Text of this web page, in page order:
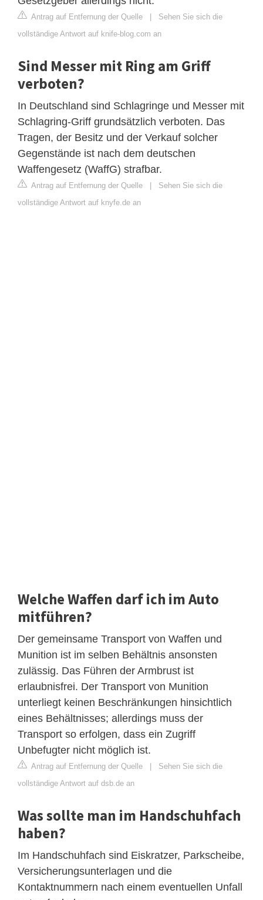
Antrag auf Entfernung der Quelle | Sehen Sie sich die
vollständige Antwort auf knife-blog.com an
Sind Messer mit Ring am Griff
verboten?
In Deutschland sind Schlagringe und Messer mit
Schlagring-Griff grundsätzlich verboten. Das
Tragen, der Besitz und der Verkauf solcher
Gegenstände ist nach dem deutschen
Waffengesetz (WaffG) strafbar.
Antrag auf Entfernung der Quelle | Sehen Sie sich die
vollständige Antwort auf knyfe.de an
Welche Waffen darf ich im Auto
mitführen?
Der gemeinsame Transport von Waffen und
Munition ist im selben Behältnis ansonsten
zulässig. Das Führen der Armbrust ist
erlaubnisfrei. Der Transport von Munition
unterliegt keinen Beschränkungen hinsichtlich
eines Behältnisses; allerdings muss der
Transport so erfolgen, dass ein Zugriff
Unbefugter nicht möglich ist.
Antrag auf Entfernung der Quelle | Sehen Sie sich die
vollständige Antwort auf dsb.de an
Was sollte man im Handschuhfach
haben?
Im Handschuhfach sind Eiskratzer, Parkscheibe,
Versicherungsunterlagen und die
Kontaktnummern nach einem eventuellen Unfall